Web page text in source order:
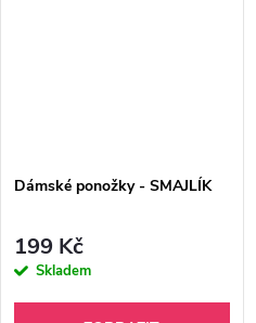
Dámské ponožky - SMAJLÍK
199 Kč
Skladem